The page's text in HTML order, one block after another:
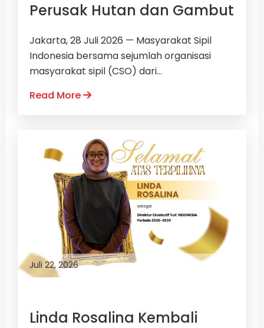
Perusak Hutan dan Gambut
Jakarta, 28 Juli 2026 — Masyarakat Sipil
Indonesia bersama sejumlah organisasi
masyarakat sipil (CSO) dari...
Read More
Juli 22, 2026
Linda Rosalina Kembali